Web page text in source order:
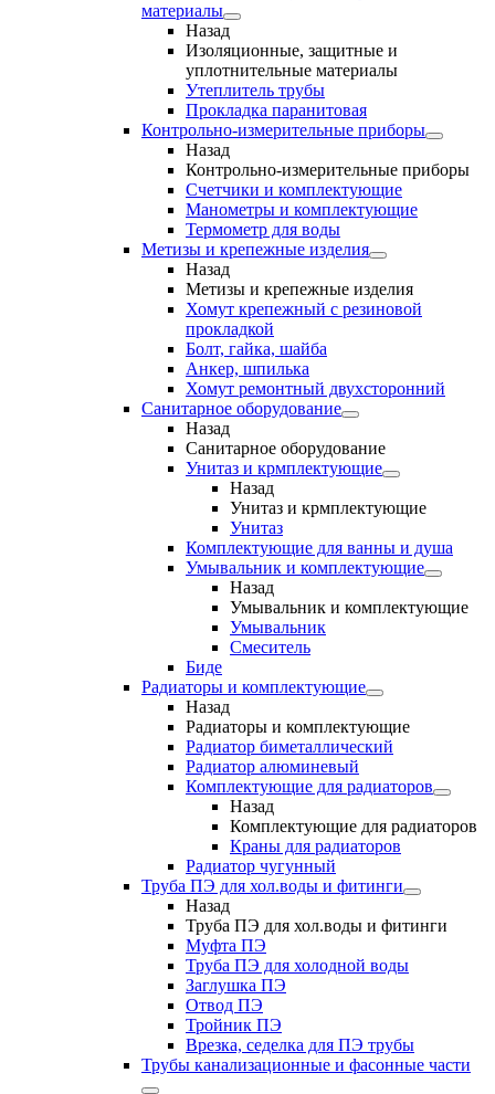
материалы
Назад
Изоляционные, защитные и
уплотнительные материалы
Утеплитель трубы
Прокладка паранитовая
Контрольно-измерительные приборы
Назад
Контрольно-измерительные приборы
Счетчики и комплектующие
Манометры и комплектующие
Термометр для воды
Метизы и крепежные изделия
Назад
Метизы и крепежные изделия
Хомут крепежный с резиновой
прокладкой
Болт, гайка, шайба
Анкер, шпилька
Хомут ремонтный двухсторонний
Санитарное оборудование
Назад
Санитарное оборудование
Унитаз и крмплектующие
Назад
Унитаз и крмплектующие
Унитаз
Комплектующие для ванны и душа
Умывальник и комплектующие
Назад
Умывальник и комплектующие
Умывальник
Смеситель
Биде
Радиаторы и комплектующие
Назад
Радиаторы и комплектующие
Радиатор биметаллический
Радиатор алюминевый
Комплектующие для радиаторов
Назад
Комплектующие для радиаторов
Краны для радиаторов
Радиатор чугунный
Труба ПЭ для хол.воды и фитинги
Назад
Труба ПЭ для хол.воды и фитинги
Муфта ПЭ
Труба ПЭ для холодной воды
Заглушка ПЭ
Отвод ПЭ
Тройник ПЭ
Врезка, седелка для ПЭ трубы
Трубы канализационные и фасонные части